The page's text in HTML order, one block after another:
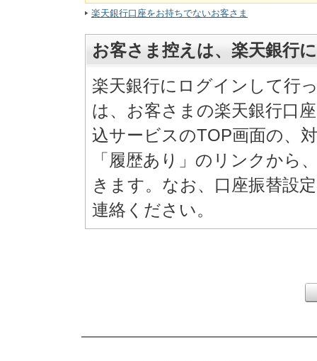
楽天銀行口座をお持ちでないお客さま
お客さま控えは、楽天銀行
楽天銀行にログインして行
は、お客さまの楽天銀行口
込サービスのTOP画面の、
「履歴あり」のリンクから
きます。なお、口座振替設
連絡ください。